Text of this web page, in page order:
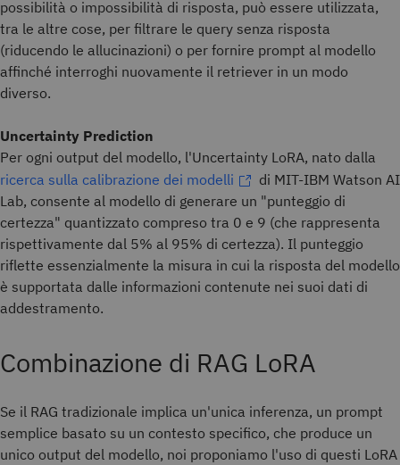
possibilità o impossibilità di risposta, può essere utilizzata,
tra le altre cose, per filtrare le query senza risposta
(riducendo le allucinazioni) o per fornire prompt al modello
affinché interroghi nuovamente il retriever in un modo
diverso.
Uncertainty Prediction
Per ogni output del modello, l'Uncertainty LoRA, nato dalla
ricerca sulla calibrazione dei modelli
di MIT-IBM Watson AI
Lab, consente al modello di generare un "punteggio di
certezza" quantizzato compreso tra 0 e 9 (che rappresenta
rispettivamente dal 5% al 95% di certezza). Il punteggio
riflette essenzialmente la misura in cui la risposta del modello
è supportata dalle informazioni contenute nei suoi dati di
addestramento.
Combinazione di RAG LoRA
Se il RAG tradizionale implica un'unica inferenza, un prompt
semplice basato su un contesto specifico, che produce un
unico output del modello, noi proponiamo l'uso di questi LoRA